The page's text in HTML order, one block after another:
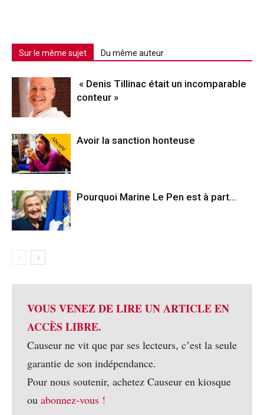
Sur le même sujet Du même auteur
« Denis Tillinac était un incomparable
conteur »
Abonné Avoir la sanction honteuse
Pourquoi Marine Le Pen est à part…
VOUS VENEZ DE LIRE UN ARTICLE EN
ACCÈS LIBRE.
Causeur ne vit que par ses lecteurs, c’est la seule
garantie de son indépendance.
Pour nous soutenir, achetez Causeur en kiosque
ou abonnez-vous !